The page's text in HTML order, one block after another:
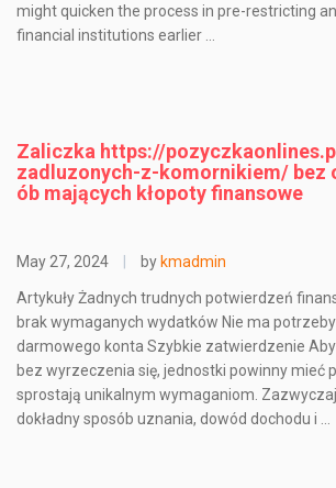
might quicken the process in pre-restricting
financial institutions earlier …
Zaliczka https://
zadluzonych-z-komornikiem/ bez
ób mających kłopoty finansowe
May 27, 2024 by kmadmin
Artykuły Żadnych trudnych potwierdzeń
brak wymaganych wydatków Nie ma
darmowego konta Szybkie zatwierdzenie
bez wyrzeczenia się, jednostki powinny mieć
sprostają unikalnym wymaganiom.
dokładny sposób uznania, dowód dochodu i …